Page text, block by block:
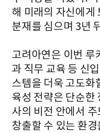
해 미래의 자신에게
분재를 심으며 3년
고려아연은 이번 루
과 직무 교육 등 신
스템을 더욱 고도화
육성 전략은 단순한
사의 비전 안에서
창출할 수 있는 환